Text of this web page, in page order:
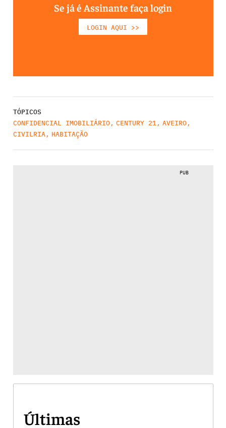
Se já é Assinante faça login
LOGIN AQUI >>
TÓPICOS
CONFIDENCIAL IMOBILIÁRIO, CENTURY 21, AVEIRO,
CIVILRIA, HABITAÇÃO
PUB
Últimas